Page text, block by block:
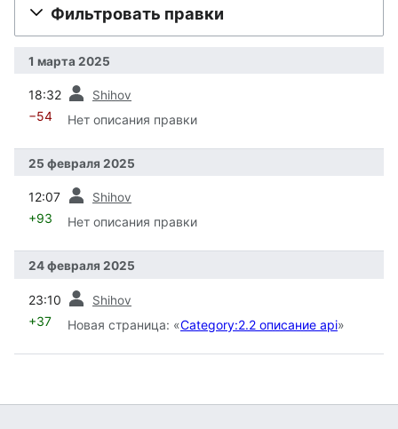
Фильтровать правки
1 марта 2025
18:32 Shihov
−54 Нет описания правки
25 февраля 2025
12:07 Shihov
+93 Нет описания правки
24 февраля 2025
23:10 Shihov
+37 Новая страница: «Category:2.2 описание api»